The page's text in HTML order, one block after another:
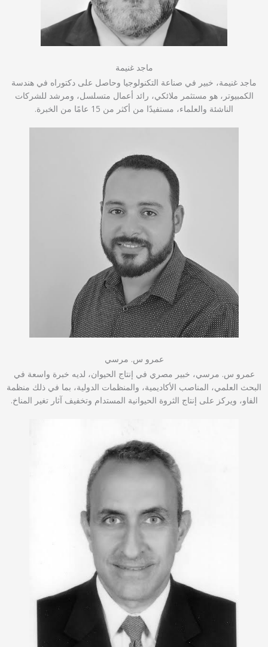
ماجد غنيمة
ماجد غنيمة، خبير في صناعة التكنولوجيا وحاصل على دكتوراه في هندسة
الكمبيوتر، هو مستثمر ملائكي، رائد أعمال متسلسل، ومرشد للشركات
الناشئة والعلماء، مستفيدًا من أكثر من 15 عامًا من الخبرة.
عمرو س. مرسي
عمرو س. مرسي، خبير مصري في إنتاج الحيوان، لديه خبرة واسعة في
البحث العلمي، المناصب الأكاديمية، والمنظمات الدولية، بما في ذلك منظمة
الفاو، ويركز على إنتاج الثروة الحيوانية المستدام وتخفيف آثار تغير المناخ.